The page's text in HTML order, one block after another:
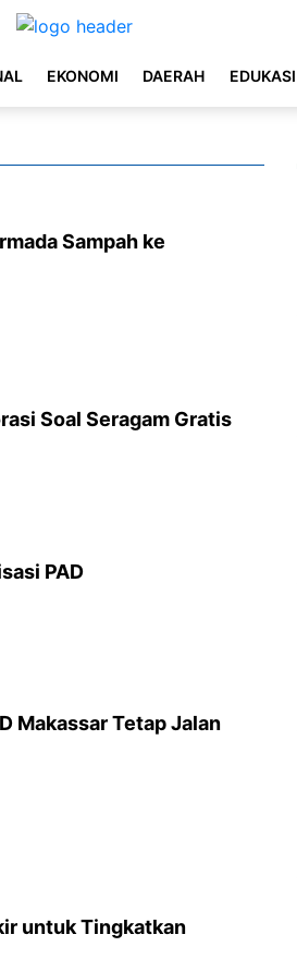
EKONOMI DAERAH EDUKASI
Sampah ke
Soal Seragam Gratis
PAD
Makassar Tetap Jalan
untuk Tingkatkan